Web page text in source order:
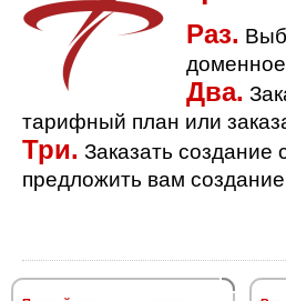
Раз.
Два.
тарифный план или
Три. Заказать
предложить вам